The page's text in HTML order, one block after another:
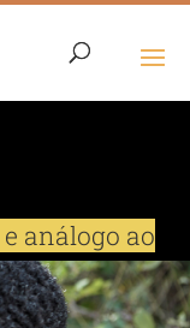
NOVAS GERAÇÕES
e análogo ao